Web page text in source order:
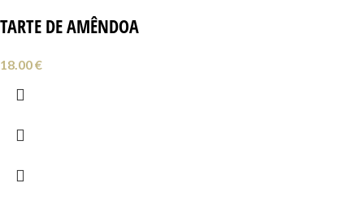
TARTE DE AMÊNDOA
18.00€